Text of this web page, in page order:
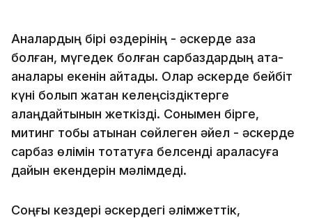
Аналардың бірі өздерінің - әскерде қаза
болған, мүгедек болған сарбаздардың ата-
аналары екенін айтады. Олар әскерде бейбіт
күні болып жатқан келеңсіздіктерге
алаңдайтынын жеткізді. Сонымен бірге,
митинг тобы атынан сөйлеген әйел - әскерде
сарбаз өлімін тоқтатуға белсенді араласуға
дайын екендерін мәлімдеді.
Соңғы кездері әскердегі әлімжеттік,